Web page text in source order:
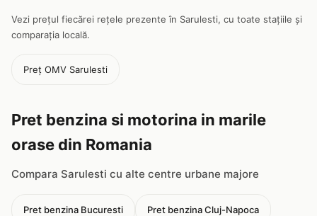
Vezi prețul fiecărei rețele prezente în Sarulesti, cu toate stațiile și
comparația locală.
Preț OMV Sarulesti
Pret benzina si motorina in marile
orase din Romania
Compara Sarulesti cu alte centre urbane majore
Pret benzina Bucuresti Pret benzina Cluj-Napoca